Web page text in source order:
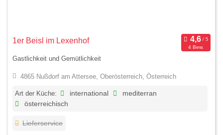
1er Beisl im Lexenhof
4 Bew.
Gastlichkeit und Gemütlichkeit
4865 Nußdorf am Attersee, Oberösterreich, Österreich
Art der Küche: international
mediterran
österreichisch
Lieferservice